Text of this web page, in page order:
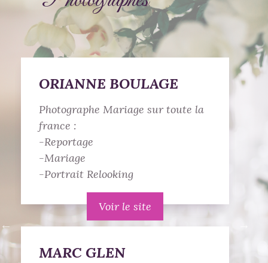
ORIANNE BOULAGE
Photographe Mariage sur toute la
france :
-Reportage
-Mariage
-Portrait Relooking
Voir le site
MARC GLEN